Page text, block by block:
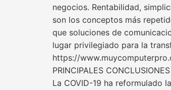
negocios. Rentabilidad,
son los conceptos más
que soluciones de
lugar privilegiado para la
https://
PRINCIPALES CONCLUSIONES
La COVID-19 ha reformulado